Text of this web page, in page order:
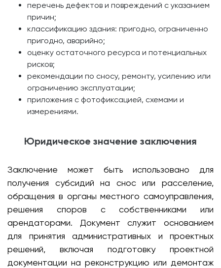
перечень дефектов и повреждений с указанием
причин;
классификацию здания: пригодно, ограниченно
пригодно, аварийно;
оценку остаточного ресурса и потенциальных
рисков;
рекомендации по сносу, ремонту, усилению или
ограничению эксплуатации;
приложения с фотофиксацией, схемами и
измерениями.
Юридическое значение заключения
Заключение может быть использовано для
получения субсидий на снос или расселение,
обращения в органы местного самоуправления,
решения споров с собственниками или
арендаторами. Документ служит основанием
для принятия административных и проектных
решений, включая подготовку проектной
документации на реконструкцию или демонтаж